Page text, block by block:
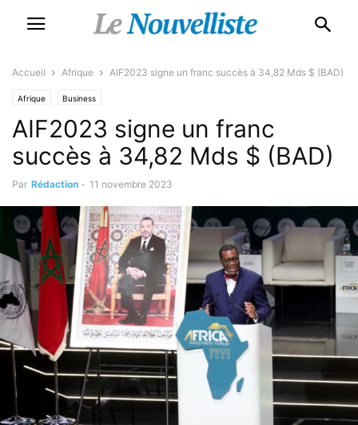
Accueil Afrique AIF2023 signe un franc succès à 34,82 Mds $ (BAD)
Afrique Business
AIF2023 signe un franc
succès à 34,82 Mds $ (BAD)
Par Rédaction - 11 novembre 2023